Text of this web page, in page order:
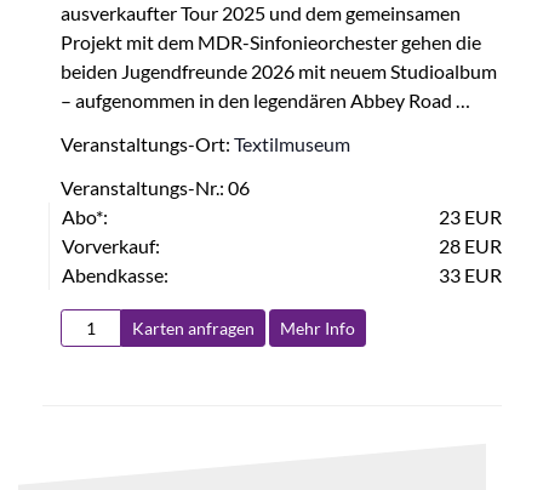
ausverkaufter Tour 2025 und dem gemeinsamen
Projekt mit dem MDR-Sinfonieorchester gehen die
beiden Jugendfreunde 2026 mit neuem Studioalbum
– aufgenommen in den legendären Abbey Road …
Veranstaltungs-Ort: Textilmuseum
Veranstaltungs-Nr.: 06
Abo*:
23 EUR
Vorverkauf:
28 EUR
Abendkasse:
33 EUR
Karten anfragen Mehr Info